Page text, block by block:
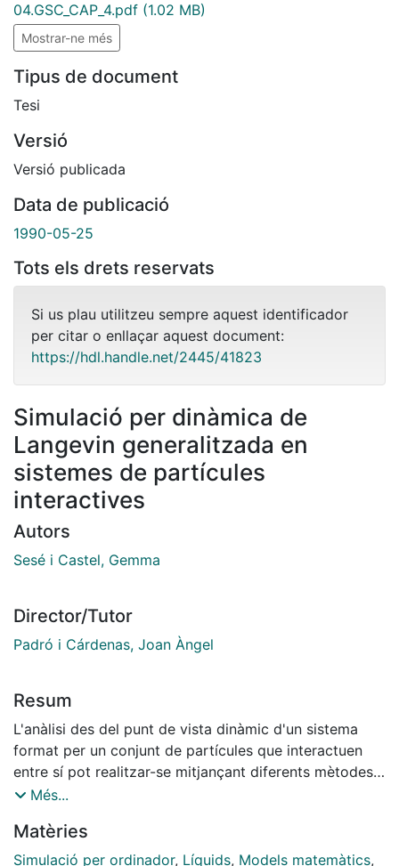
04.GSC_CAP_4.pdf (1.02 MB)
Mostrar-ne més
Tipus de document
Tesi
Versió
Versió publicada
Data de publicació
1990-05-25
Tots els drets reservats
Si us plau utilitzeu sempre aquest identificador
per citar o enllaçar aquest document:
https://hdl.handle.net/2445/41823
Simulació per dinàmica de
Langevin generalitzada en
sistemes de partícules
interactives
Autors
Sesé i Castel, Gemma
Director/Tutor
Padró i Cárdenas, Joan Àngel
Resum
L'anàlisi des del punt de vista dinàmic d'un sistema
format per un conjunt de partícules que interactuen
entre sí pot realitzar-se mitjançant diferents mètodes
de simulació (Allen et al., 1987). D'entre tots ells, el
(DM), que es basa en la resolució numèrica de les
equacions clàssiques que regeixen el moviment de
Més...
Matèries
Simulació per ordinador, Líquids, Models matemàtics,